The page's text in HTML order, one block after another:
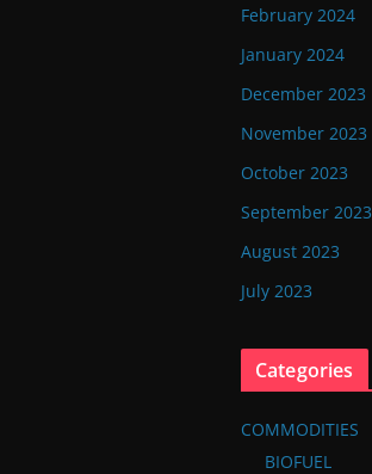
February 2024
January 2024
December 2023
November 2023
October 2023
September 2023
August 2023
July 2023
Categories
COMMODITIES
BIOFUEL